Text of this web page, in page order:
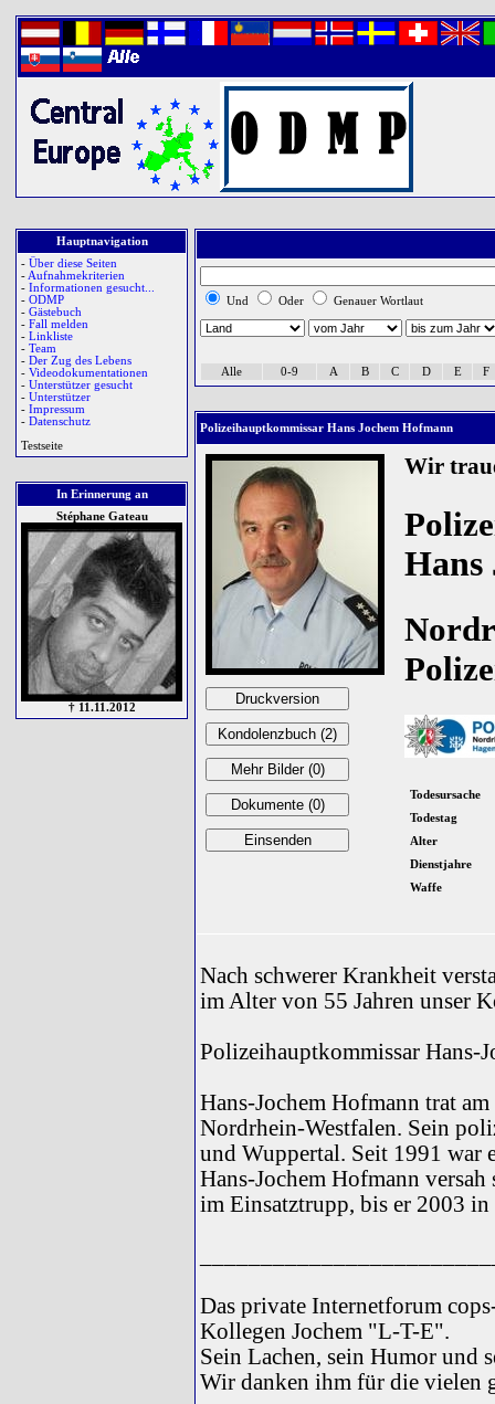
Hauptnavigation
- Über diese Seiten
- Aufnahmekriterien
- Informationen gesucht...
- ODMP
- Gästebuch
- Fall melden
- Linkliste
- Team
- Der Zug des Lebens
- Videodokumentationen
- Unterstützer gesucht
- Unterstützer
- Impressum
- Datenschutz
Testseite
In Erinnerung an
Stéphane Gateau
† 11.11.2012
Und Oder Genauer Wortlaut
Alle 0-9 A B C D E F
Polizeihauptkommissar Hans Jochem Hofmann
Wir
Hans
Todesursache
Todestag
Alter
Dienstjahre
Waffe
Nach schwerer Krankheit
im Alter von 55 Jahren unser
Polizeihauptkommissar Hans-
Hans-Jochem Hofmann trat
Nordrhein-Westfalen. Sein
und Wuppertal. Seit 1991 war
Hans-Jochem Hofmann
im Einsatztrupp, bis er 2003 in
Das private Internetforum
Kollegen Jochem "L-T-E".
Sein Lachen, sein Humor und
Wir danken ihm für die vielen